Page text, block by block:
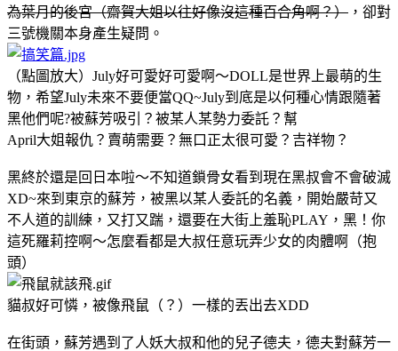
為葉月的後宮（齋賀大姐以往好像沒這種百合角啊？） ，卻對
三號機關本身產生疑問。
（點圖放大）July好可愛好可愛啊～DOLL是世界上最萌的生
物 ，希望July未來不要便當QQ~July到底是以何種心情跟隨著
黑他們呢?被蘇芳吸引？被某人某勢力委託？幫
April大姐報仇？賣萌需要？無口正太很可愛？吉祥物？
黑終於還是回日本啦～不知道鎖骨女看到現在黑叔會不會破滅
XD~來到東京的蘇芳，被黑以某人委託的名義，開始嚴苛又
不人道的訓練，又打又踹，還要在大街上羞恥PLAY，黑！你
這死羅莉控啊～怎麼看都是大叔任意玩弄少女的肉體啊（抱
頭）
貓叔好可憐，被像飛鼠（？）一樣的丟出去XDD
在街頭，蘇芳遇到了人妖大叔和他的兒子德夫，德夫對蘇芳一